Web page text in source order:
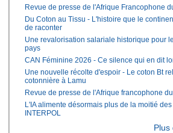
Revue de presse de l'Afrique Francophone
Du Coton au Tissu - L'histoire que le
de raconter
Une revalorisation salariale historique pour
pays
CAN Féminine 2026 - Ce silence qui en dit
Une nouvelle récolte d'espoir - Le coton Bt
cotonnière à Lamu
Revue de presse de l'Afrique francophone
L'IA alimente désormais plus de la moitié
INTERPOL
Plus